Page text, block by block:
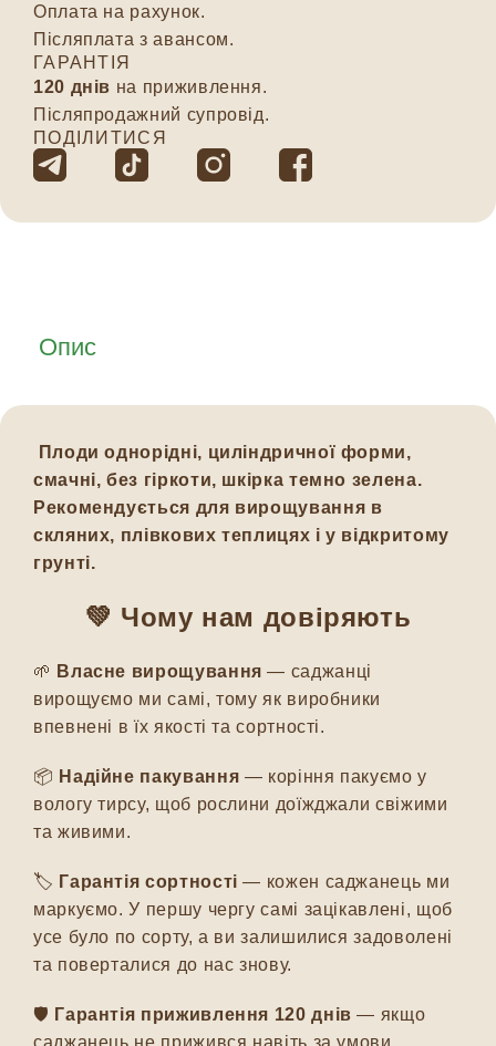
Оплата на рахунок.
Післяплата з авансом.
ГАРАНТІЯ
120 днів на приживлення.
Післяпродажний супровід.
ПОДІЛИТИСЯ
Опис
Плоди однорідні, циліндричної форми,
смачні, без гіркоти, шкірка темно зелена.
Рекомендується для вирощування в
скляних, плівкових теплицях і у відкритому
грунті.
💚 Чому нам довіряють
🌱 Власне вирощування — саджанці
вирощуємо ми самі, тому як виробники
впевнені в їх якості та сортності.
📦 Надійне пакування — коріння пакуємо у
вологу тирсу, щоб рослини доїжджали свіжими
та живими.
🏷️ Гарантія сортності — кожен саджанець ми
маркуємо. У першу чергу самі зацікавлені, щоб
усе було по сорту, а ви залишилися задоволені
та поверталися до нас знову.
🛡️ Гарантія приживлення 120 днів — якщо
саджанець не прижився навіть за умови